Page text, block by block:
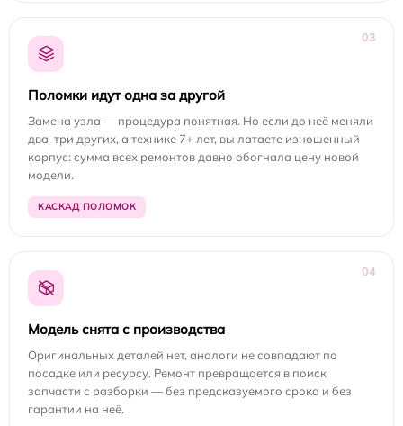
03
Поломки идут одна за другой
Замена узла — процедура понятная. Но если до неё меняли
два-три других, а технике 7+ лет, вы латаете изношенный
корпус: сумма всех ремонтов давно обогнала цену новой
модели.
КАСКАД ПОЛОМОК
04
Модель снята с производства
Оригинальных деталей нет, аналоги не совпадают по
посадке или ресурсу. Ремонт превращается в поиск
запчасти с разборки — без предсказуемого срока и без
гарантии на неё.